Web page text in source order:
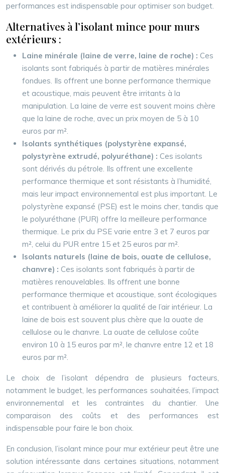
performances est indispensable pour optimiser son budget.
Alternatives à l’isolant mince pour murs
extérieurs :
Laine minérale (laine de verre, laine de roche) : Ces
isolants sont fabriqués à partir de matières minérales
fondues. Ils offrent une bonne performance thermique
et acoustique, mais peuvent être irritants à la
manipulation. La laine de verre est souvent moins chère
que la laine de roche, avec un prix moyen de 5 à 10
euros par m².
Isolants synthétiques (polystyrène expansé,
polystyrène extrudé, polyuréthane) : Ces isolants
sont dérivés du pétrole. Ils offrent une excellente
performance thermique et sont résistants à l’humidité,
mais leur impact environnemental est plus important. Le
polystyrène expansé (PSE) est le moins cher, tandis que
le polyuréthane (PUR) offre la meilleure performance
thermique. Le prix du PSE varie entre 3 et 7 euros par
m², celui du PUR entre 15 et 25 euros par m².
Isolants naturels (laine de bois, ouate de cellulose,
chanvre) : Ces isolants sont fabriqués à partir de
matières renouvelables. Ils offrent une bonne
performance thermique et acoustique, sont écologiques
et contribuent à améliorer la qualité de l’air intérieur. La
laine de bois est souvent plus chère que la ouate de
cellulose ou le chanvre. La ouate de cellulose coûte
environ 10 à 15 euros par m², le chanvre entre 12 et 18
euros par m².
Le choix de l’isolant dépendra de plusieurs facteurs,
notamment le budget, les performances souhaitées, l’impact
environnemental et les contraintes du chantier. Une
comparaison des coûts et des performances est
indispensable pour faire le bon choix.
En conclusion, l’isolant mince pour mur extérieur peut être une
solution intéressante dans certaines situations, notamment